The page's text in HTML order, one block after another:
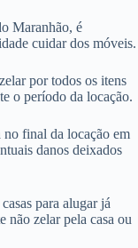
Maranhão, é
cuidar dos móveis.
por todos os itens
o período da locação.
no final da locação em
danos deixados
para alugar já
não zelar pela casa ou